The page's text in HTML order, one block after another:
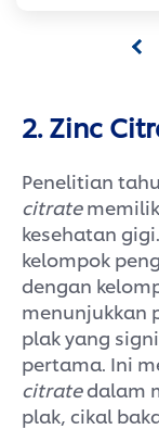
tahan
melemah
noda,
noda,
barrier
sejak
diperkaya
sekaligus
Tetap
Clinically
by
kekuatan
2. Zinc
Penelitian
citrate
kesehatan
kelompok
dengan
menunjukkan
plak yang
pertama. Ini
citratedalam
plak, cikal